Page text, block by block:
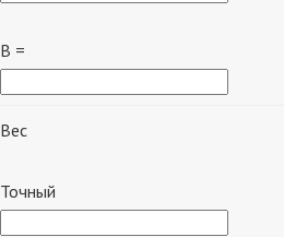
B =
Вес
Точный